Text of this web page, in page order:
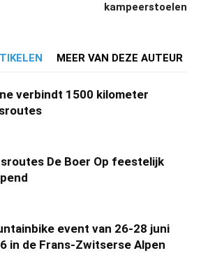
kampeerstoelen
MEER VAN DEZE AUTEUR
verbindt 1500 kilometer
De Boer Op feestelijk
event van 26-28 juni
in de Frans-Zwitserse Alpen